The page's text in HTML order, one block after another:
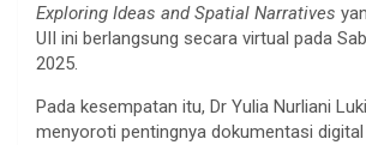
Exploring Ideas and Spatial Narratives
UII ini berlangsung secara virtual pada
2025.
Pada kesempatan itu, Dr Yulia Nurliani
menyoroti pentingnya dokumentasi